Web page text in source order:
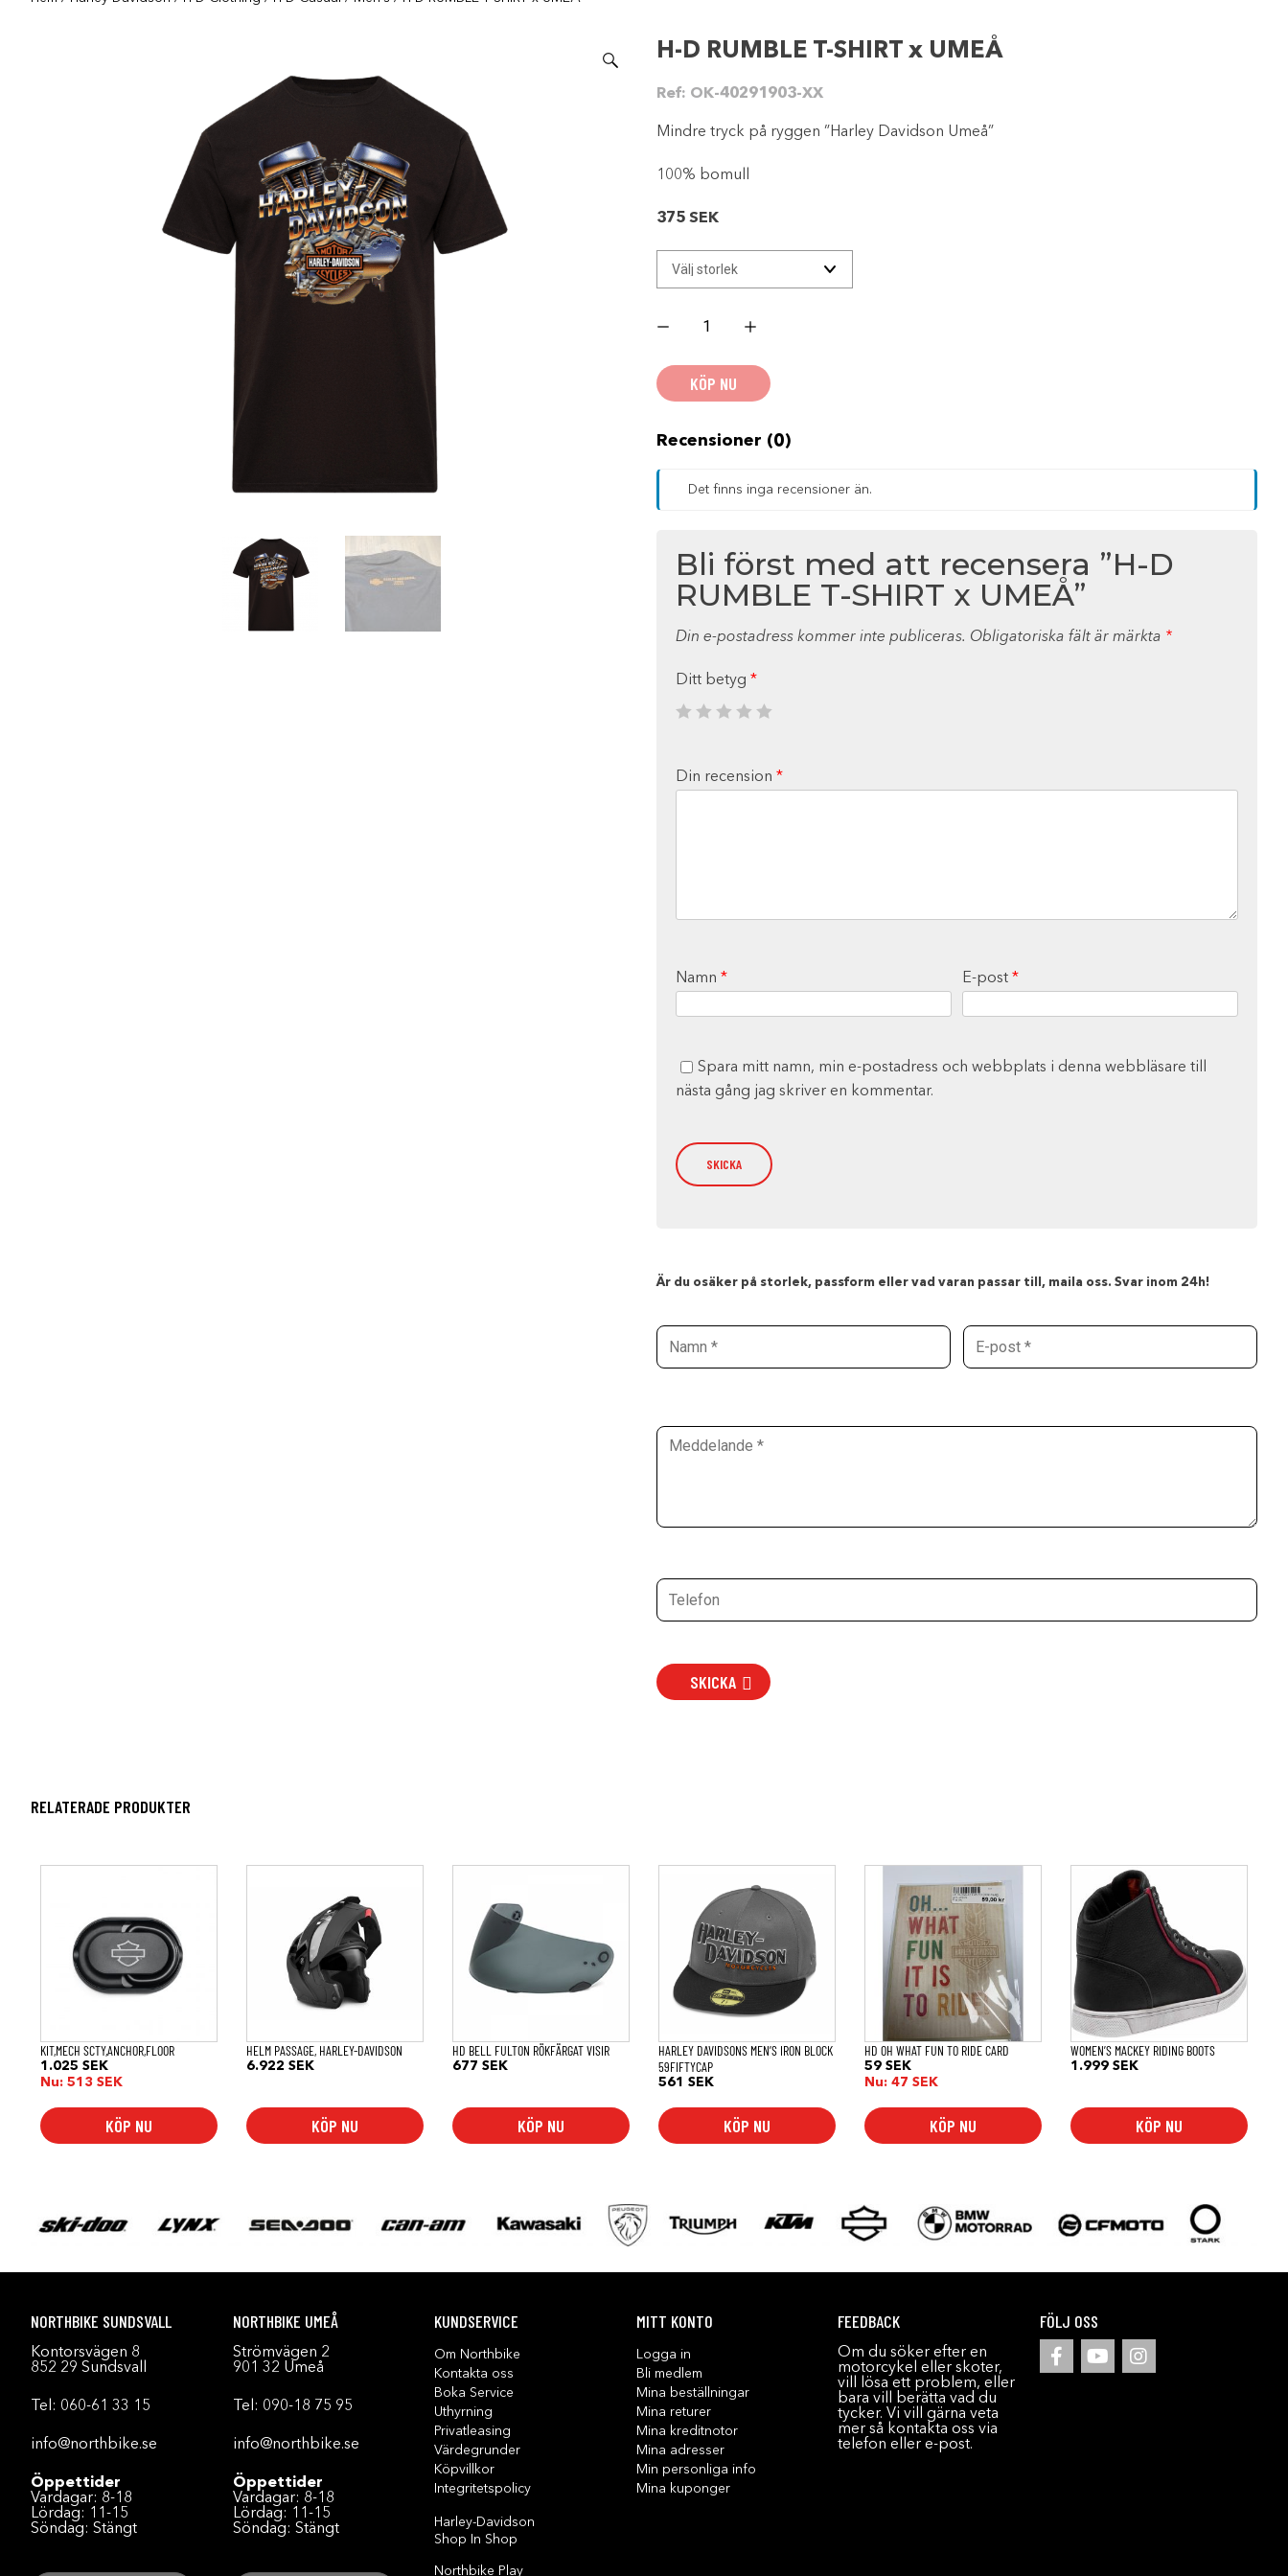
H-D RUMBLE T-SHIRT x UMEÅ
Ref: OK-40291903-XX
Mindre tryck på ryggen ”Harley Davidson Umeå”
100% bomull
375 SEK
SHIRT
UMEÅ
KÖP NU
Recensioner (0)
Det finns inga recensioner än.
Bli först med att recensera ”H-D
RUMBLE T-SHIRT x UMEÅ”
Din e-postadress kommer inte publiceras. Obligatoriska fält är märkta *
Ditt betyg *
Din recension *
Namn * E-post*
Spara mitt namn, min e-postadress och webbplats i denna webbläsare till
nästa gång jag skriver en kommentar.
Är du osäker på storlek, passform eller vad varan passar till, maila oss. Svar inom 24h!
SKICKA
RELATERADE PRODUKTER
KIT,MECH SCTY,ANCHOR,FLOOR
1.025 SEK
Nu: 513 SEK
KÖP NU
HELM PASSAGE, HARLEY-DAVIDSON
6.922SEK
KÖP NU
varianter.
alternativen
på
produktsidan
HD BELL FULTON RÖKFÄRGAT VISIR
677SEK
KÖP NU
HARLEY DAVIDSONS MEN’S IRON BLOCK
59FIFTYCAP
561SEK
KÖP NU
HD OH WHAT FUN TO RIDE CARD
59SEK
Nu:47SEK
KÖP NU
WOMEN’S MACKEY RIDING BOOTS
1.999SEK
KÖP NU
produkten
har
flera
varianter.
De
olika
alternativen
kan
väljas
på
produktsidan
NORTHBIKE SUNDSVALL
Kontorsvägen 8
852 29 Sundsvall
Tel: 060-61 33 15
info@northbike.se
Öppettider
Vardagar: 8-18
Lördag: 11-15
Söndag: Stängt
NORTHBIKE UMEÅ
Strömvägen 2
901 32 Umeå
Tel: 090-18 75 95
info@northbike.se
Öppettider
Vardagar: 8-18
Lördag: 11-15
Söndag: Stängt
KUNDSERVICE
Om Northbike
Kontakta oss
Boka Service
Uthyrning
Privatleasing
Värdegrunder
Köpvillkor
Integritetspolicy
Harley-Davidson
Shop In Shop
Northbike Play
MITT KONTO
Logga in
Bli medlem
Mina beställningar
Mina returer
Mina kreditnotor
Mina adresser
Min personliga info
Mina kuponger
FEEDBACK
Om du söker efter en
motorcykel eller skoter,
vill lösa ett problem, eller
bara vill berätta vad du
tycker. Vi vill gärna veta
mer så kontakta oss via
telefon eller e-post.
FÖLJ OSS